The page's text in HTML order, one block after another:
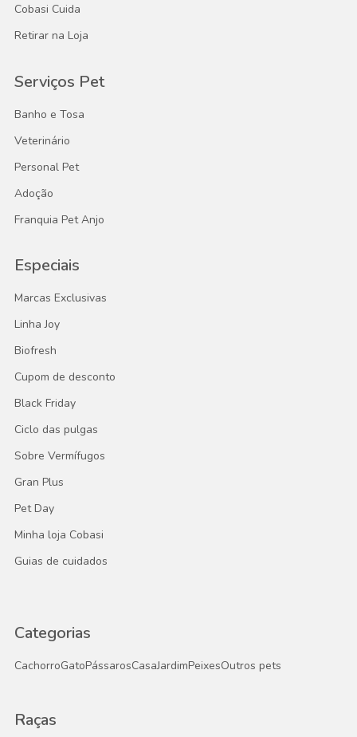
Cobasi Cuida
Retirar na Loja
Serviços Pet
Banho e Tosa
Veterinário
Personal Pet
Adoção
Franquia Pet Anjo
Especiais
Marcas Exclusivas
Linha Joy
Biofresh
Cupom de desconto
Black Friday
Ciclo das pulgas
Sobre Vermífugos
Gran Plus
Pet Day
Minha loja Cobasi
Guias de cuidados
Categorias
CachorroGatoPássarosCasaJardimPeixesOutros pets
Raças